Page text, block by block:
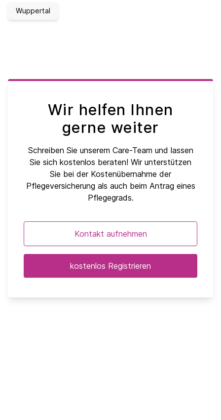
Wuppertal
Wir helfen Ihnen
gerne weiter
Schreiben Sie unserem Care-Team und lassen
Sie sich kostenlos beraten! Wir unterstützen
Sie bei der Kostenübernahme der
Pflegeversicherung als auch beim Antrag eines
Pflegegrads.
Kontakt aufnehmen
kostenlos Registrieren